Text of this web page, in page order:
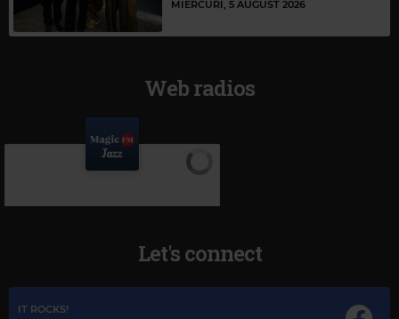
MIERCURI, 5 AUGUST 2026
Web radios
Let's connect
IT ROCKS!